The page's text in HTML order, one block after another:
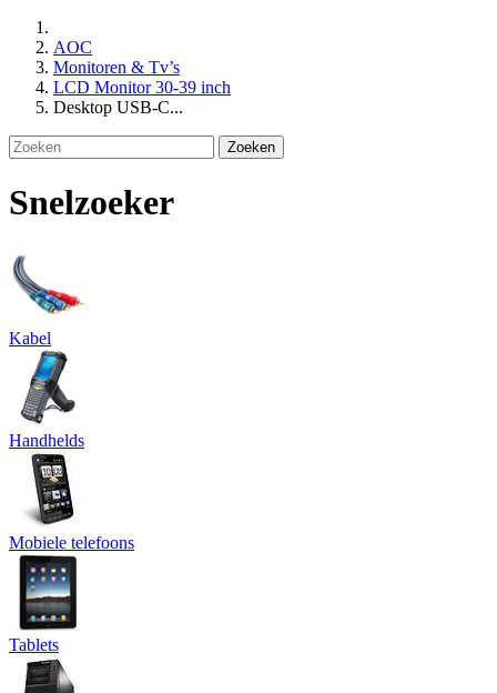
AOC
Monitoren & Tv’s
LCD Monitor 30-39 inch
Desktop USB-C...
Zoeken
Snelzoeker
Kabel
Handhelds
Mobiele telefoons
Tablets